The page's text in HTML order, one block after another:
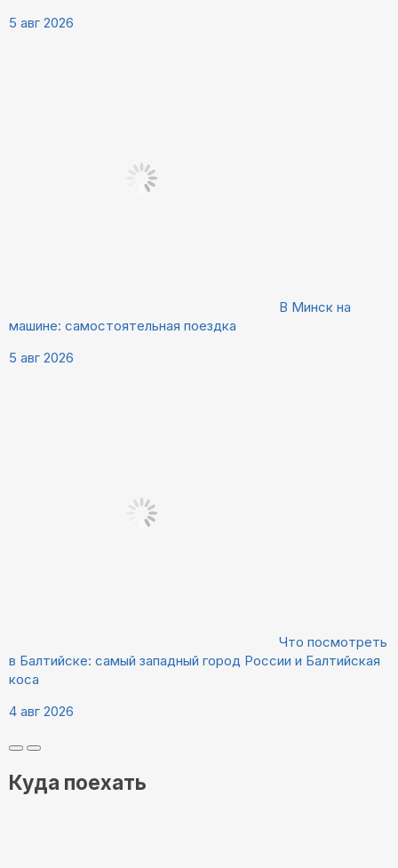
5 авг 2026
В Минск на
машине: самостоятельная поездка
5 авг 2026
Что посмотреть
в Балтийске: самый западный город России и Балтийская
коса
4 авг 2026
Куда поехать